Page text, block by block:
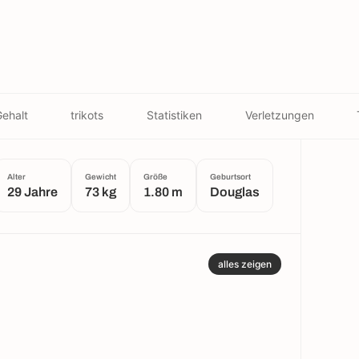
trikots Statistiken Verletzungen
Alter
29 Jahre
Gewicht
73 kg
Größe
1.80 m
Geburtsort
Douglas
alles zeigen